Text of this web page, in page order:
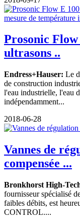
Prosonic
ultrasons ..
Endress+Hauser: Le
de construction
l'eau industrielle, l'eau
indépendamment...
2018-06-28
Vannes de
compensée ...
Bronkhorst High-
fournisseur spécialisé
faibles débits, est
CONTROL....